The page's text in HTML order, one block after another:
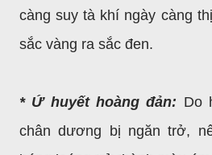
càng suy tà khí ngày càng
sắc vàng ra sắc đen.
* Ứ huyết hoàng đản: Do
chân dương bị ngăn trở,